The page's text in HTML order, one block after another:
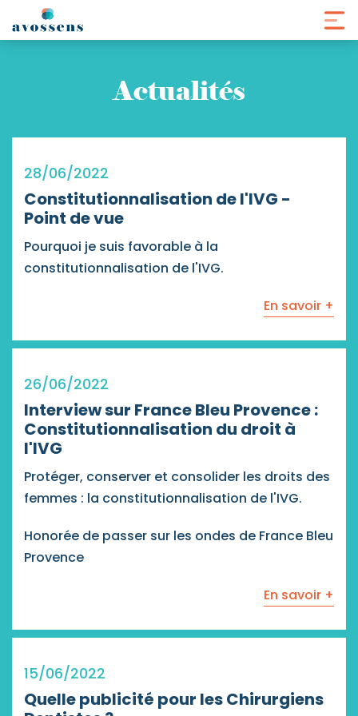
Panneau de gestion des cookies
Actualités
28/06/2022
Constitutionnalisation de l'IVG -
Point de vue
Pourquoi je suis favorable à la
constitutionnalisation de l'IVG.
En savoir +
26/06/2022
Interview sur France Bleu Provence :
Constitutionnalisation du droit à
l'IVG
Protéger, conserver et consolider les droits des
femmes : la constitutionnalisation de l'IVG.
Honorée de passer sur les ondes de France Bleu
Provence
En savoir +
15/06/2022
Quelle publicité pour les Chirurgiens